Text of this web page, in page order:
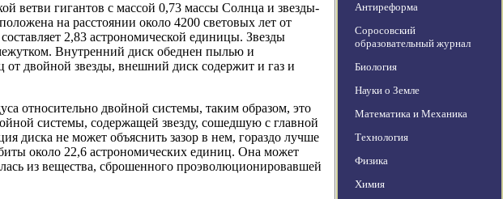
ветви гигантов с массой 0,73 массы Солнца и звезды-
на расстоянии около 4200 световых лет от
2,83 астрономической единицы. Звезды
Внутренний диск обеднен пылью и
от двойной звезды, внешний диск содержит и газ и
относительно двойной системы, таким образом, это
системы, содержащей звезду, сошедшую с главной
диска не может объяснить зазор в нем, гораздо лучше
около 22,6 астрономических единиц. Она может
из вещества, сброшенного проэволюционировавшей
Антиреформа
Соросовский
образовательный журнал
Биология
Науки о Земле
Математика и Механика
Технология
Физика
Химия